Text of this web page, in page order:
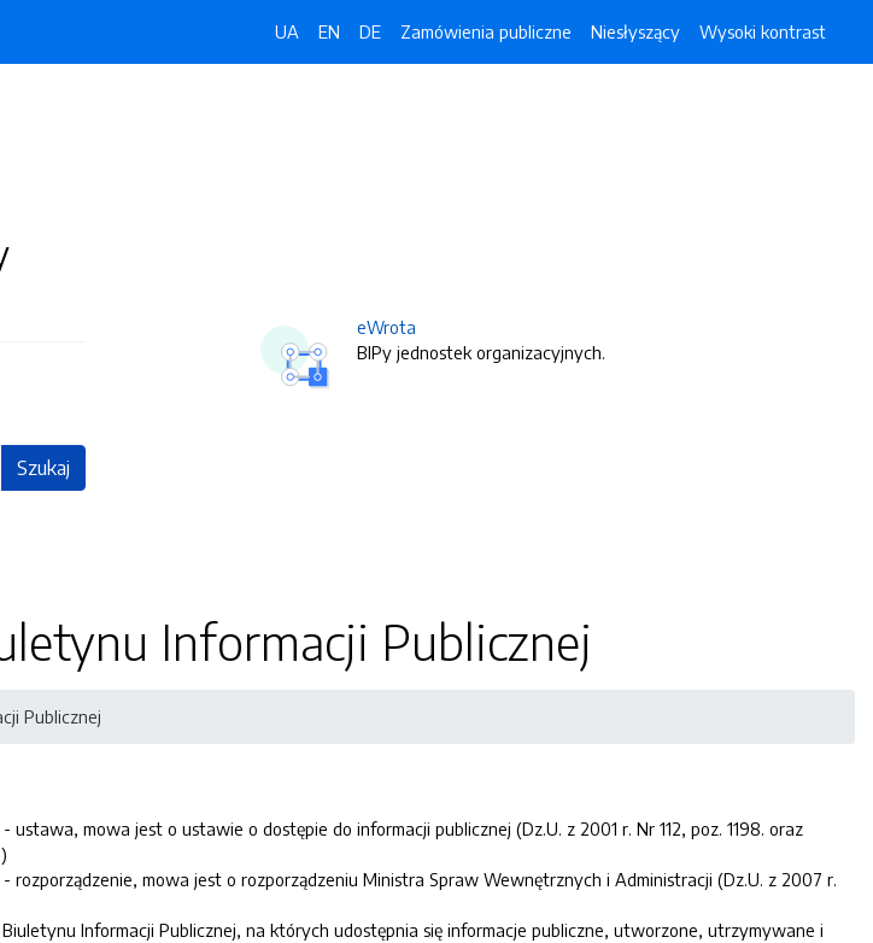
UA EN DE Zamówienia publiczne Niesłyszący Wysoki kontrast
Szukaj
eWrota
BIPy jednostek organizacyjnych.
Informacji Publicznej
Publicznej
ustawa, mowa jest o ustawie o dostępie do informacji publicznej (Dz.U. z 2001 r. Nr 112, poz. 1198. oraz
rozporządzenie, mowa jest o rozporządzeniu Ministra Spraw Wewnętrznych i Administracji (Dz.U. z 2007 r.
Informacji Publicznej, na których udostępnia się informacje publiczne, utworzone, utrzymywane i